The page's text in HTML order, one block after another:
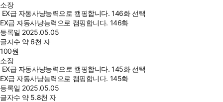
소장
EX급 자동사냥능력으로 캠핑합니다. 146화 선택
EX급 자동사냥능력으로 캠핑합니다. 146화
등록일 2025.05.05
글자수 약 6천 자
100원
소장
EX급 자동사냥능력으로 캠핑합니다. 145화 선택
EX급 자동사냥능력으로 캠핑합니다. 145화
등록일 2025.05.05
글자수 약 5.8천 자